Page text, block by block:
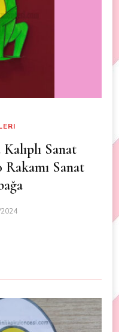
Sanat
Sanat